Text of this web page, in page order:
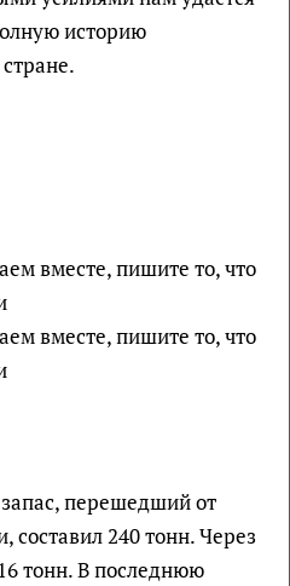
историю
вместе, пишите то, что
вместе, пишите то, что
перешедший от
составил 240 тонн. Через
тонн. В последнюю